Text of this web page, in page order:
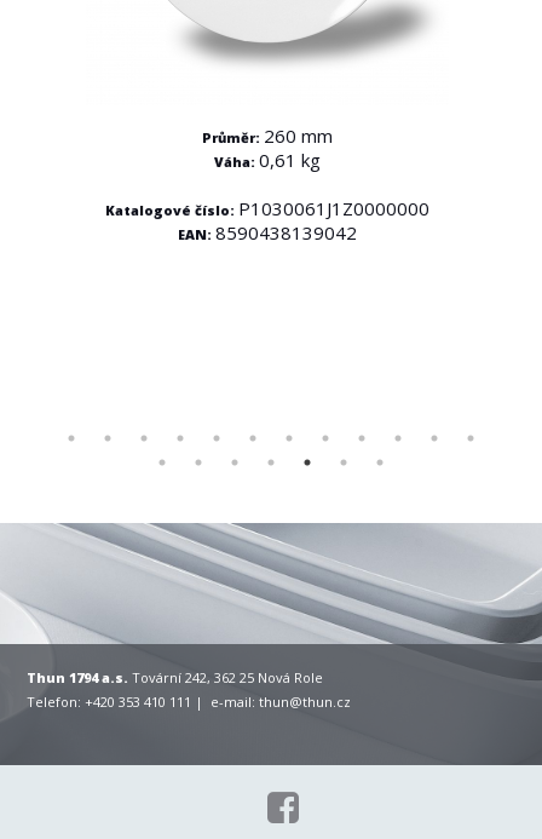
Průměr: 260 mm
Váha:0,61 kg
Katalogové číslo: P1030061J1Z0000000
EAN:8590438139042
Thun 1794 a.s. Tovární 242, 362 25 Nová Role
Telefon: +420 353 410 111 | e-mail:thun@thun.cz